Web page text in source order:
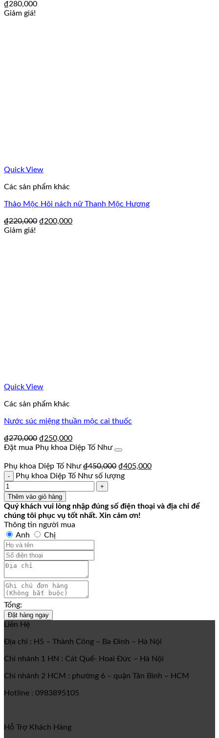
₫280,000
Giảm giá!
Quick View
Các sản phẩm khác
Thảo Mộc Hôi nách nữ Thanh Mộc Hương
₫220,000 ₫200,000
Giảm giá!
Quick View
Các sản phẩm khác
Nước súc miệng thuần mộc cai thuốc
₫270,000 ₫250,000
Đặt mua Phụ khoa Diệp Tố Như
Phụ khoa Diệp Tố Như ₫450,000 ₫405,000
Phụ khoa Diệp Tố Như số lượng
Thêm vào giỏ hàng
Quý khách vui lòng nhập đúng số điện thoại và địa chỉ để
chúng tôi phục vụ tốt nhất. Xin cảm ơn!
Thông tin người mua
Anh
Chị
Tổng:
Đặt hàng ngay
Liên Hệ
Địa chỉ : H5 – Thành Công – Ba Đình – Hà Nội
Chi nhánh 1 HN : Cát Quế- Hoaì Đức – Hà Nội
Chi nhánh 2 HCM : phường 6 – quận Tân Bình – HCM
Hotline : 0983895105
Hỗ Trợ Khách Hàng